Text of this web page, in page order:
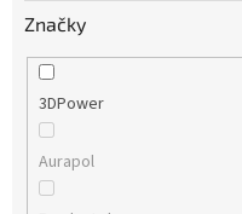
Značky
3DPower
Aurapol